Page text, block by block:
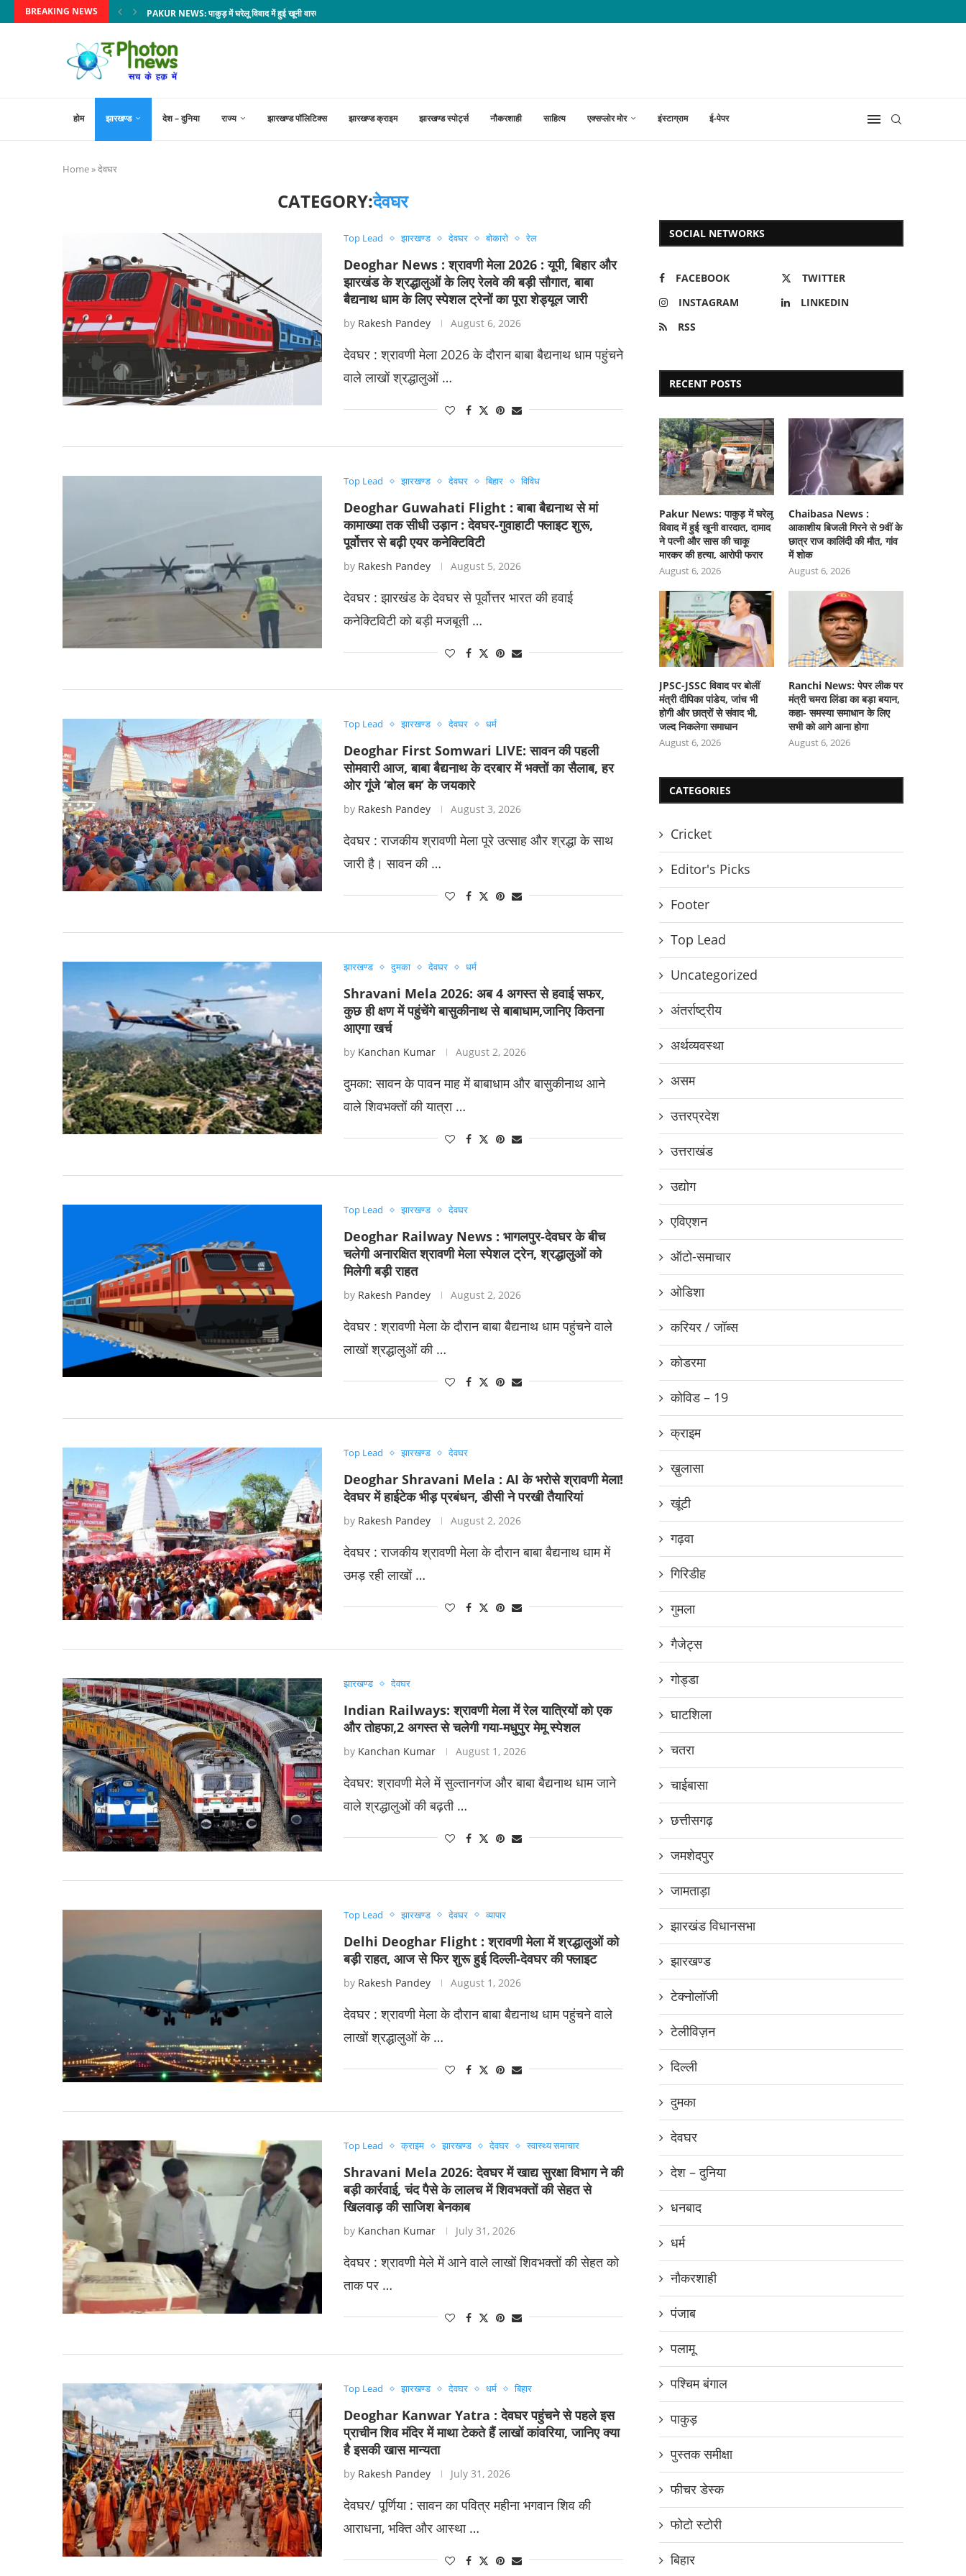
BREAKING NEWS PAKUR NEWS: पाकुड़ में घरेलू विवाद में हुई खूनी वारदात, दामाद ने पत्नी और सास...
होम झारखण्ड देश – दुनिया राज्य झारखण्ड पॉलिटिक्स झारखण्ड क्राइम झारखण्ड स्पोर्ट्स नौकरशाही साहित्य एक्सप्लोर मोर इंस्टाग्राम ई-पेपर
Home»देवघर
CATEGORY:देवघर
Top Lead झारखण्ड देवघर बोकारो रेल
Deoghar News : श्रावणी मेला 2026 : यूपी, बिहार और
झारखंड के श्रद्धालुओं के लिए रेलवे की बड़ी सौगात, बाबा
बैद्यनाथ धाम के लिए स्पेशल ट्रेनों का पूरा शेड्यूल जारी
by Rakesh Pandey August 6, 2026
देवघर : श्रावणी मेला 2026 के दौरान बाबा बैद्यनाथ धाम पहुंचने
वाले लाखों श्रद्धालुओं …
Top Lead झारखण्ड देवघर बिहार विविध
Deoghar Guwahati Flight : बाबा बैद्यनाथ से मां
कामाख्या तक सीधी उड़ान : देवघर-गुवाहाटी फ्लाइट शुरू,
पूर्वोत्तर से बढ़ी एयर कनेक्टिविटी
by Rakesh Pandey August 5, 2026
देवघर : झारखंड के देवघर से पूर्वोत्तर भारत की हवाई
कनेक्टिविटी को बड़ी मजबूती …
Top Lead झारखण्ड देवघर धर्म
Deoghar First Somwari LIVE: सावन की पहली
सोमवारी आज, बाबा बैद्यनाथ के दरबार में भक्तों का सैलाब, हर
ओर गूंजे ‘बोल बम’ के जयकारे
by Rakesh Pandey August 3, 2026
देवघर : राजकीय श्रावणी मेला पूरे उत्साह और श्रद्धा के साथ
जारी है। सावन की …
झारखण्ड दुमका देवघर धर्म
Shravani Mela 2026: अब 4 अगस्त से हवाई सफर,
कुछ ही क्षण में पहुंचेंगे बासुकीनाथ से बाबाधाम,जानिए कितना
आएगा खर्च
by Kanchan Kumar August 2, 2026
​दुमका: सावन के पावन माह में बाबाधाम और बासुकीनाथ आने
वाले शिवभक्तों की यात्रा …
Top Lead झारखण्ड देवघर
Deoghar Railway News : भागलपुर-देवघर के बीच
चलेगी अनारक्षित श्रावणी मेला स्पेशल ट्रेन, श्रद्धालुओं को
मिलेगी बड़ी राहत
by Rakesh Pandey August 2, 2026
देवघर : श्रावणी मेला के दौरान बाबा बैद्यनाथ धाम पहुंचने वाले
लाखों श्रद्धालुओं की …
Top Lead झारखण्ड देवघर
Deoghar Shravani Mela : AI के भरोसे श्रावणी मेला!
देवघर में हाईटेक भीड़ प्रबंधन, डीसी ने परखी तैयारियां
by Rakesh Pandey August 2, 2026
देवघर : राजकीय श्रावणी मेला के दौरान बाबा बैद्यनाथ धाम में
उमड़ रही लाखों …
झारखण्ड देवघर
Indian Railways: श्रावणी मेला में रेल यात्रियों को एक
और तोहफा,2 अगस्त से चलेगी गया-मधुपुर मेमू स्पेशल
by Kanchan Kumar August 1, 2026
देवघर: श्रावणी मेले में सुल्तानगंज और बाबा बैद्यनाथ धाम जाने
वाले श्रद्धालुओं की बढ़ती …
Top Lead झारखण्ड देवघर व्यापार
Delhi Deoghar Flight : श्रावणी मेला में श्रद्धालुओं को
बड़ी राहत, आज से फिर शुरू हुई दिल्ली-देवघर की फ्लाइट
by Rakesh Pandey August 1, 2026
देवघर : श्रावणी मेला के दौरान बाबा बैद्यनाथ धाम पहुंचने वाले
लाखों श्रद्धालुओं के …
Top Lead क्राइम झारखण्ड देवघर स्वास्थ्य समाचार
Shravani Mela 2026: देवघर में खाद्य सुरक्षा विभाग ने की
बड़ी कार्रवाई, चंद पैसे के लालच में शिवभक्तों की सेहत से
खिलवाड़ की साजिश बेनकाब
by Kanchan Kumar July 31, 2026
देवघर : ​श्रावणी मेले में आने वाले लाखों शिवभक्तों की सेहत को
ताक पर …
Top Lead झारखण्ड देवघर धर्म बिहार
Deoghar Kanwar Yatra : देवघर पहुंचने से पहले इस
प्राचीन शिव मंदिर में माथा टेकते हैं लाखों कांवरिया, जानिए क्या
है इसकी खास मान्यता
by Rakesh Pandey July 31, 2026
देवघर/ पूर्णिया : सावन का पवित्र महीना भगवान शिव की
आराधना, भक्ति और आस्था …
SOCIAL NETWORKS
FACEBOOK
TWITTER
INSTAGRAM
LINKEDIN
RSS
RECENT POSTS
Pakur News: पाकुड़ में घरेलू
विवाद में हुई खूनी वारदात, दामाद
ने पत्नी और सास की चाकू
मारकर की हत्या, आरोपी फरार
August 6, 2026
Chaibasa News :
आकाशीय बिजली गिरने से 9वीं के
छात्र राज कालिंदी की मौत, गांव
में शोक
August 6, 2026
JPSC-JSSC विवाद पर बोलीं
मंत्री दीपिका पांडेय, जांच भी
होगी और छात्रों से संवाद भी,
जल्द निकलेगा समाधान
August 6, 2026
Ranchi News: पेपर लीक पर
मंत्री चमरा लिंडा का बड़ा बयान,
कहा- समस्या समाधान के लिए
सभी को आगे आना होगा
August 6, 2026
CATEGORIES
Cricket
Editor's Picks
Footer
Top Lead
Uncategorized
अंतर्राष्ट्रीय
अर्थव्यवस्था
असम
उत्तरप्रदेश
उत्तराखंड
उद्योग
एविएशन
ऑटो-समाचार
ओडिशा
करियर / जॉब्स
कोडरमा
कोविड – 19
क्राइम
ख़ुलासा
खूंटी
गढ़वा
गिरिडीह
गुमला
गैजेट्स
गोड्डा
घाटशिला
चतरा
चाईबासा
छत्तीसगढ़
जमशेदपुर
जामताड़ा
झारखंड विधानसभा
झारखण्ड
टेक्नोलॉजी
टेलीविज़न
दिल्ली
दुमका
देवघर
देश – दुनिया
धनबाद
धर्म
नौकरशाही
पंजाब
पलामू
पश्चिम बंगाल
पाकुड़
पुस्तक समीक्षा
फीचर डेस्क
फोटो स्टोरी
बिहार